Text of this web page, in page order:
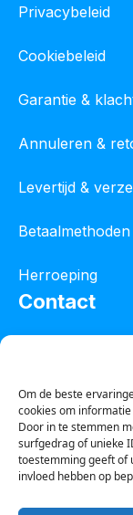
Om de beste
cookies om
Door in te stemmen
surfgedrag of unieke
toestemming geeft of
invloed hebben op
Privacybeleid
Cookiebeleid
Garantie &
Annuleren &
Levertijd &
Betaalmethoden
Herroeping
Contact
Tel :
Whatsapp :